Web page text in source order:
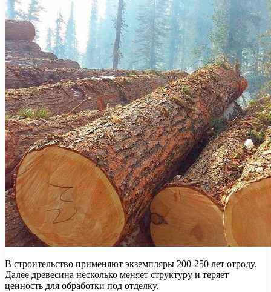
В строительство применяют экземпляры 200-250 лет отроду.
Далее древесина несколько меняет структуру и теряет
ценность для обработки под отделку.